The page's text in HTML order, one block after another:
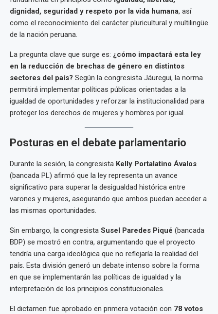
dignidad, seguridad y respeto por la vida humana, así
como el reconocimiento del carácter pluricultural y multilingüe
de la nación peruana.
La pregunta clave que surge es: ¿cómo impactará esta ley
en la reducción de brechas de género en distintos
sectores del país? Según la congresista Jáuregui, la norma
permitirá implementar políticas públicas orientadas a la
igualdad de oportunidades y reforzar la institucionalidad para
proteger los derechos de mujeres y hombres por igual.
Posturas en el debate parlamentario
Durante la sesión, la congresista Kelly Portalatino Ávalos
(bancada PL) afirmó que la ley representa un avance
significativo para superar la desigualdad histórica entre
varones y mujeres, asegurando que ambos puedan acceder a
las mismas oportunidades.
Sin embargo, la congresista Susel Paredes Piqué (bancada
BDP) se mostró en contra, argumentando que el proyecto
tendría una carga ideológica que no reflejaría la realidad del
país. Esta división generó un debate intenso sobre la forma
en que se implementarán las políticas de igualdad y la
interpretación de los principios constitucionales.
El dictamen fue aprobado en primera votación con 78 votos